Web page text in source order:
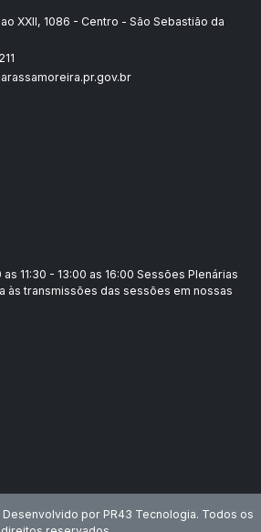
XXII, 1086 - Centro - São Sebastião da
11:30 - 13:00 as 16:00 Sessões Plenárias
às transmissões das sessões em nossas
Desenvolvido por PR43 Tecnologia. Todos os